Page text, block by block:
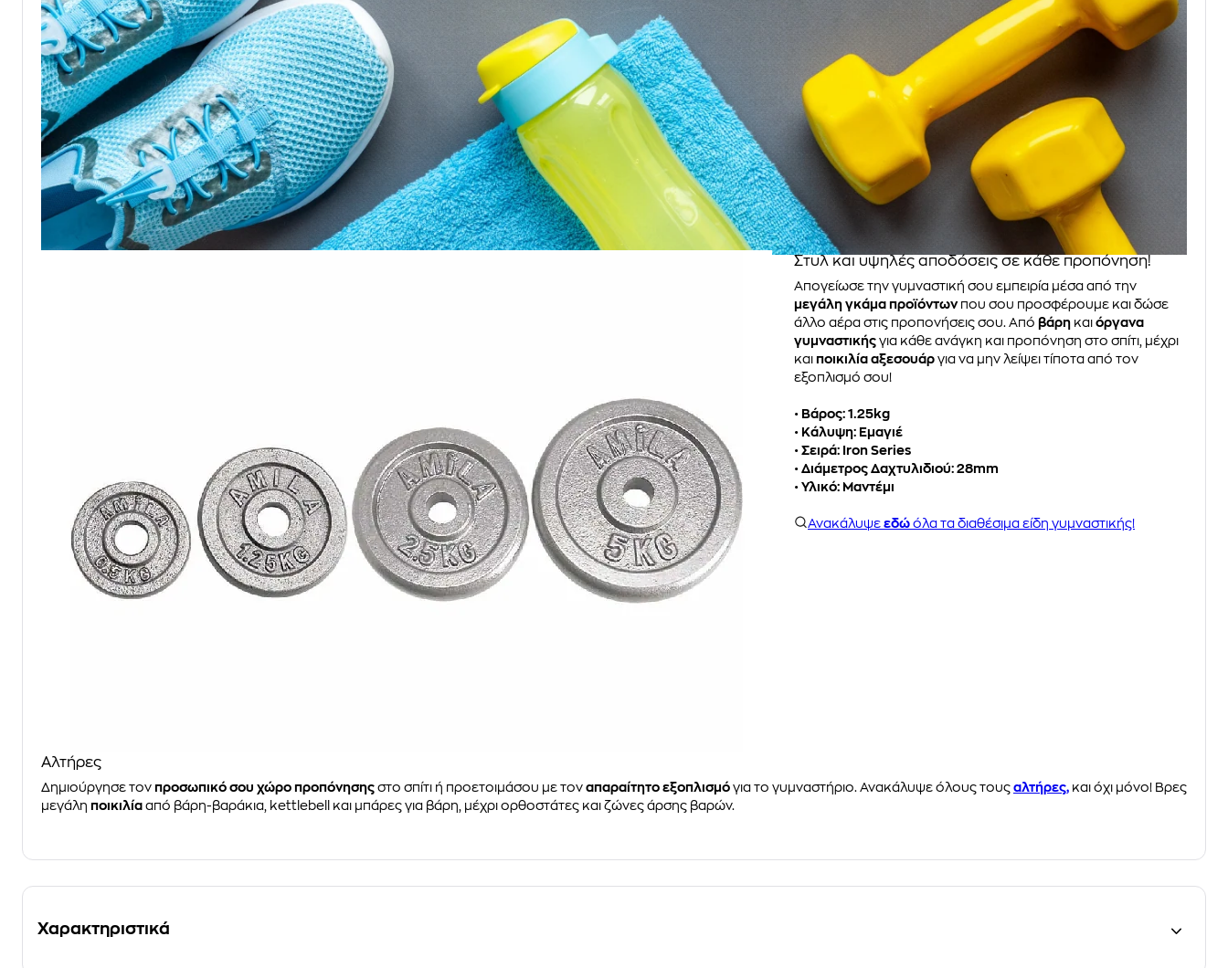
Στυλ και υψηλές αποδόσεις σε κάθε προπόνηση!
Απογείωσε την γυμναστική σου εμπειρία μέσα από την
μεγάλη γκάμα προϊόντωνπου σου προσφέρουμε και δώσε
άλλο αέρα στις προπονήσεις σου. Από βάρη και όργανα
γυμναστικής για κάθε ανάγκη και προπόνηση στο σπίτι, μέχρι
και ποικιλία αξεσουάρ για να μην λείψει τίποτα από τον
εξοπλισμό σου!
• Βάρος: 1.25kg
• Κάλυψη: Εμαγιέ
• Σειρά: Iron Series
• Διάμετρος Δαχτυλιδιού: 28mm
• Υλικό: Μαντέμι
Ανακάλυψε εδώ όλα τα διαθέσιμα είδη γυμναστικής!
Αλτήρες
Δημιούργησε τον προσωπικό σου χώρο προπόνησης στο σπίτι ή προετοιμάσου με τον απαραίτητο εξοπλισμό για το γυμναστήριο. Ανακάλυψε όλους τους αλτήρες, και όχι μόνο! Βρες
μεγάλη ποικιλία από βάρη-βαράκια, kettlebell και μπάρες για βάρη, μέχρι ορθοστάτες και ζώνες άρσης βαρών.
Χαρακτηριστικά